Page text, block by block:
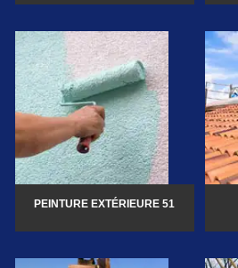
PEINTURE EXTÉRIEURE 51